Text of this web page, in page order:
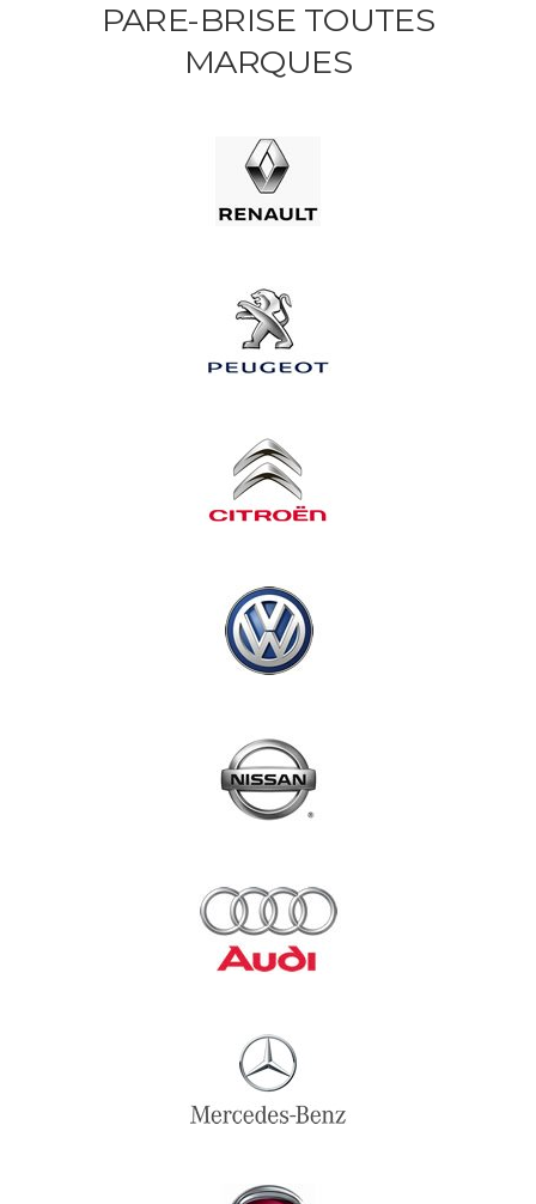
PARE-BRISE TOUTES
MARQUES